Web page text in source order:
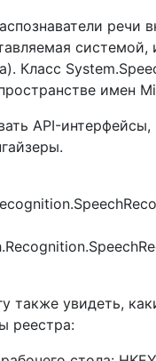
речи
системой,
Класс
имен
API-
также увидеть,
реестра: